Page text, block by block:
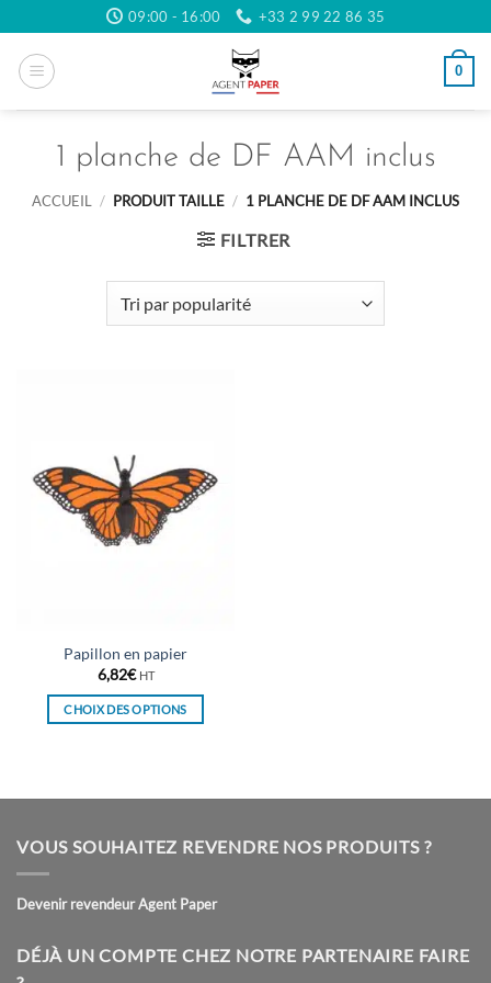
au
contenu
09:00 - 16:00 +33 2 99 22 86 35
0
1 planche de DF AAM inclus
ACCUEIL / PRODUIT TAILLE / 1 PLANCHE DE DF AAM INCLUS
FILTRER
Papillon en papier
6,82€ HT
CHOIX DES OPTIONS
plusieurs
Les
peuvent
sur
VOUS SOUHAITEZ REVENDRE NOS PRODUITS ?
Devenir revendeur Agent Paper
DÉJÀ UN COMPTE CHEZ NOTRE PARTENAIRE FAIRE